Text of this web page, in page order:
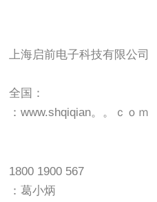
上海启前电子科技有限公司
全国：
：www.shqiqian。。ｃｏｍ
1800 1900 567
：葛小炳